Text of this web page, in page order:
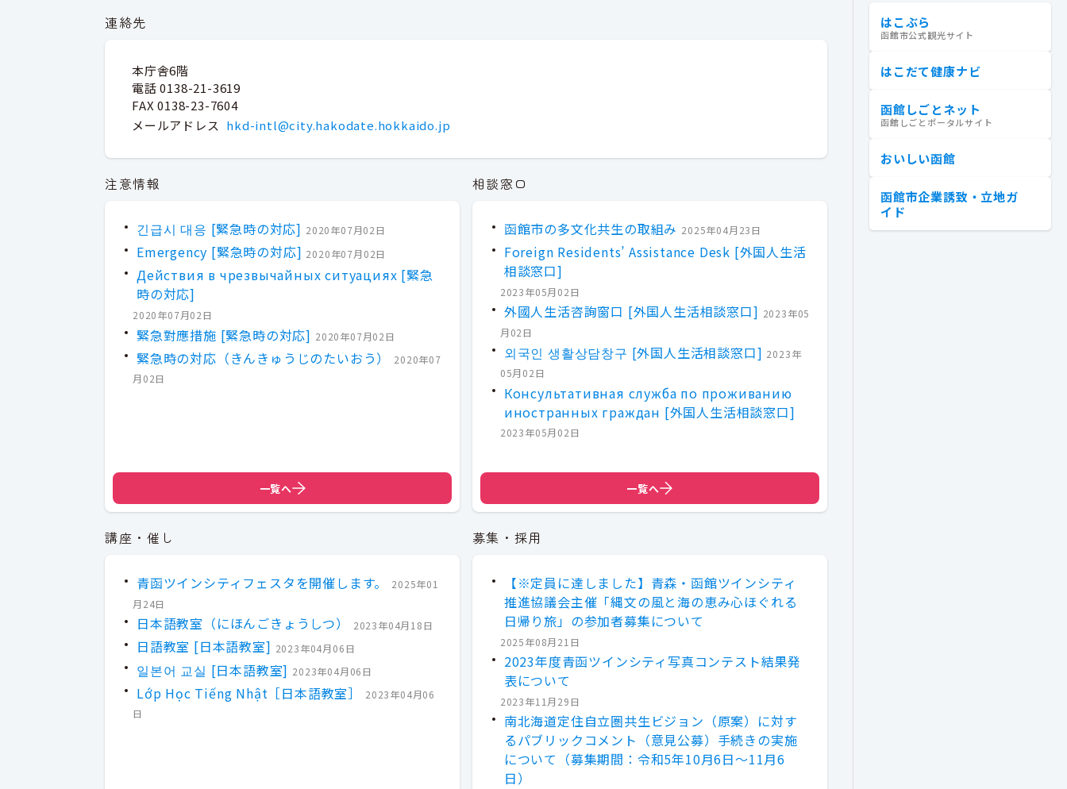
連絡先
本庁舎6階
電話 0138-21-3619
FAX 0138-23-7604
メールアドレス hkd-intl@city.hakodate.hokkaido.jp
注意情報
긴급시 대응 [緊急時の対応] 2020年07月02日
Emergency [緊急時の対応] 2020年07月02日
Действия в чрезвычайных ситуациях [緊急
時の対応]
2020年07月02日
緊急對應措施 [緊急時の対応] 2020年07月02日
緊急時の対応（きんきゅうじのたいおう）
2020年07
月02日
一覧へ
相談窓口
函館市の多文化共生の取組み 2025年04月23日
Foreign Residents’ Assistance Desk [外国人生活
相談窓口]
2023年05月02日
外國人生活咨詢窗口 [外国人生活相談窓口] 2023年05
月02日
외국인 생활상담창구 [外国人生活相談窓口] 2023年
05月02日
Консультативная служба по проживанию
иностранных граждан [外国人生活相談窓口]
2023年05月02日
一覧へ
講座・催し
青函ツインシティフェスタを開催します。
2025年01
月24日
日本語教室（にほんごきょうしつ） 2023年04月18日
日語教室 [日本語教室] 2023年04月06日
일본어 교실 [日本語教室] 2023年04月06日
Lớp Học Tiếng Nhật［日本語教室］
2023年04月06
日
募集・採用
【※定員に達しました】青森・函館ツインシティ
推進協議会主催「縄文の風と海の恵み心ほぐれる
日帰り旅」の参加者募集について
2025年08月21日
2023年度青函ツインシティ写真コンテスト結果発
表について
2023年11月29日
南北海道定住自立圏共生ビジョン（原案）に対す
るパブリックコメント（意見公募）手続きの実施
について（募集期間：令和5年10月6日～11月6
日）
はこぶら
函館市公式観光サイト
はこだて健康ナビ
函館しごとネット
函館しごとポータルサイト
おいしい函館
函館市企業誘致・立地ガ
イド